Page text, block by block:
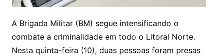
A Brigada Militar (BM) segue intensificando o
combate a criminalidade em todo o Litoral Norte.
Nesta quinta-feira (10), duas pessoas foram presas